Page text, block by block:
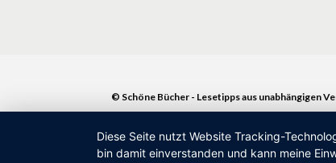
© Schöne Bücher - Lesetipps aus unabhängigen
Diese Seite nutzt Website Tracking-
bin damit einverstanden und kann meine